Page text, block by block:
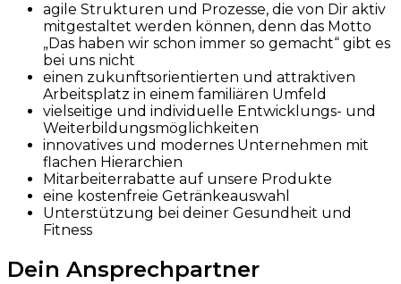
agile Strukturen und Prozesse, die von Dir aktiv
mitgestaltet werden können, denn das Motto
„Das haben wir schon immer so gemacht“ gibt es
bei uns nicht
einen zukunftsorientierten und attraktiven
Arbeitsplatz in einem familiären Umfeld
vielseitige und individuelle Entwicklungs- und
Weiterbildungsmöglichkeiten
innovatives und modernes Unternehmen mit
flachen Hierarchien
Mitarbeiterrabatte auf unsere Produkte
eine kostenfreie Getränkeauswahl
Unterstützung bei deiner Gesundheit und
Fitness
Dein Ansprechpartner